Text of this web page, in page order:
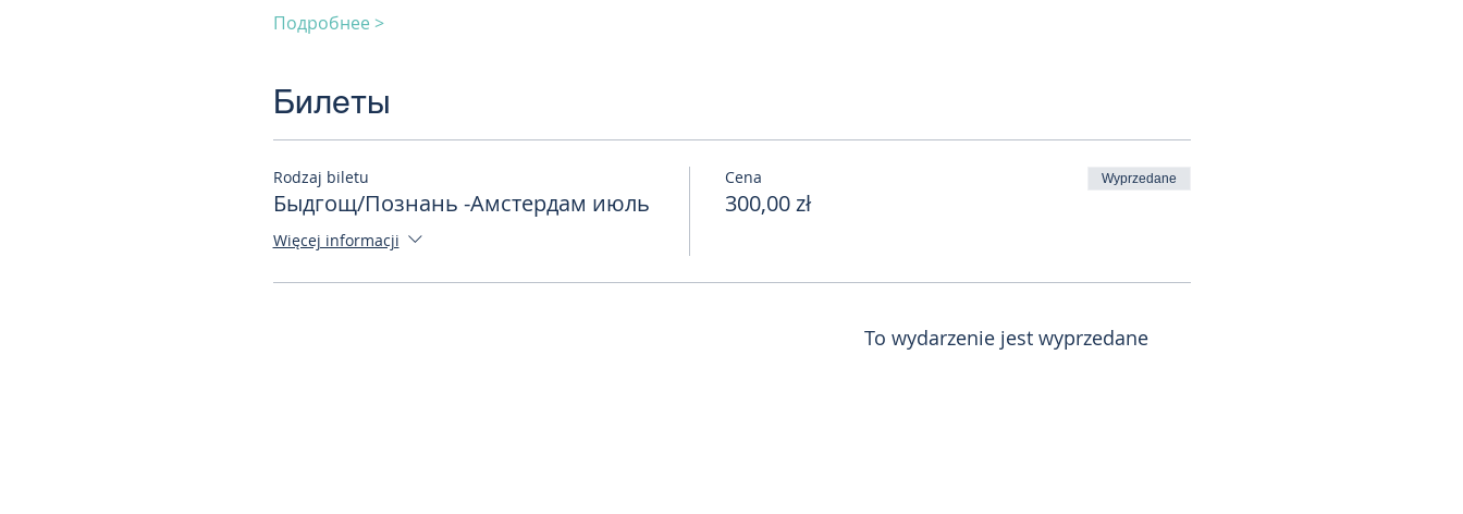
Подробнее >
Билеты
Rodzaj biletu
Быдгощ/Познань -Амстердам июль
Więcej informacji
Cena
300,00 zł
Wyprzedane
To wydarzenie jest wyprzedane